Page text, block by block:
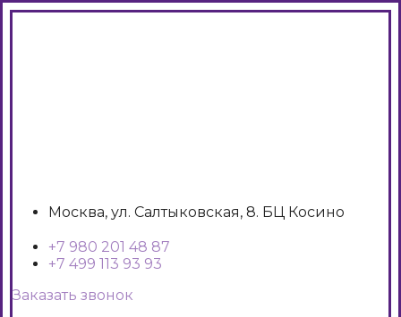
Москва, ул. Салтыковская, 8. БЦ Косино
+7 980 201 48 87
+7 499 113 93 93
Заказать звонок